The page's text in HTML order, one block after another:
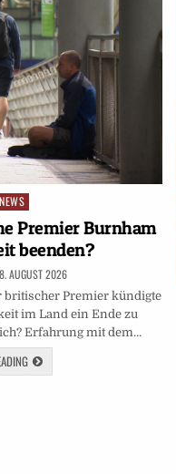
Premier Burnham
beenden?
AUGUST 2026
britischer Premier kündigte
im Land ein Ende zu
Erfahrung mit dem…